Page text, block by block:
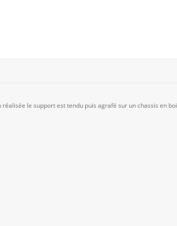
le support est tendu puis agrafé sur un chassis en